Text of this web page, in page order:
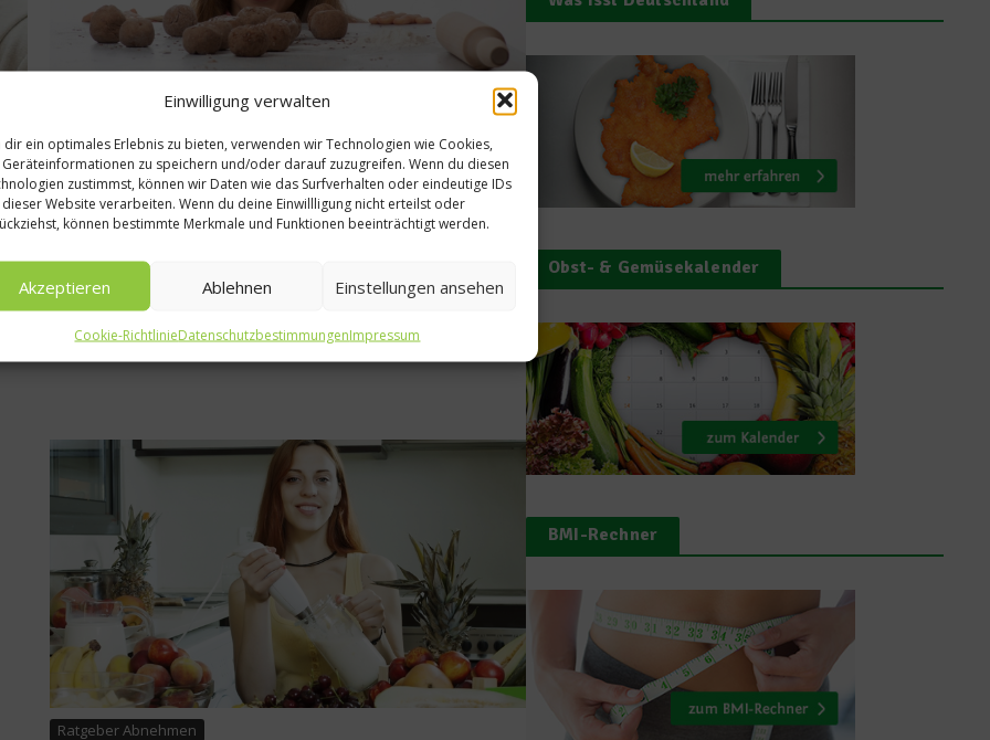
Einwilligung verwalten
dir ein optimales Erlebnis zu bieten, verwenden wir Technologien wie Cookies,
Geräteinformationen zu speichern und/oder darauf zuzugreifen. Wenn du diesen
zustimmst, können wir Daten wie das Surfverhalten oder eindeutige IDs
dieser Website verarbeiten. Wenn du deine Einwillligung nicht erteilst oder
können bestimmte Merkmale und Funktionen beeinträchtigt werden.
Akzeptieren Ablehnen Einstellungen ansehen
Cookie-RichtlinieDatenschutzbestimmungenImpressum
Ratgeber Abnehmen
So spart man Kalorien beim Backen
Backen kommt immer mehr in Mode und für viele gehöre ein
Stück Kuchen zum Mittagskaffee dazu. Leider macht sich das auch
schnell auf der Waage bemerkbar. Denn Zucker und Fett sind oft
kann....
Weiterlesen
Ratgeber Abnehmen
Obst- & Gemüsekalender
BMI-Rechner